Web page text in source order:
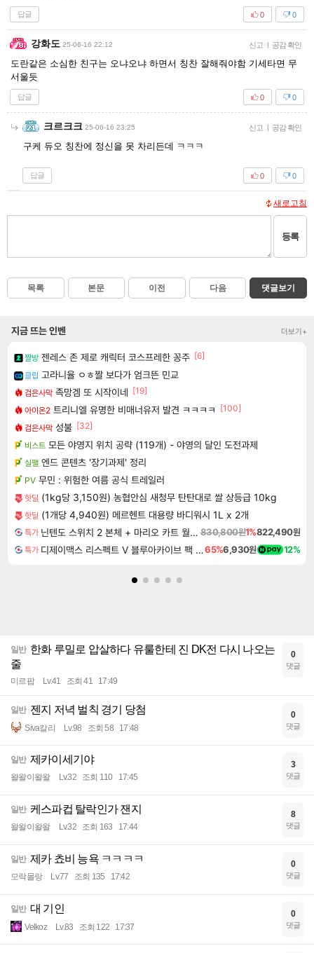
답글 0
0
강화도 25-06-16 22:12 신고 | 공감 확인
도란같은 소심한 친구는 오냐오냐 하면서 칭찬 잘해줘야함 기세타면 무
서울듯
답글 0
0
크르크크 25-06-16 23:25 신고 | 공감 확인
구케 듀오 칭찬에 정신을 못 차리든데 ㅋㅋㅋ
답글 0
0
새로고침
등록
목록 본문 이전 다음 댓글보기
지금 뜨는 인벤 더보기+
짤방 젠레스 존 제로 캐릭터 코스프레한 꽁주 [6]
클립 고라니율 ㅇㅎ짤 보다가 엄크뜬 민교
검은사막 족망겜 또 시작이네 [19]
아이온2 트리니엘 유명한 비매너유저 발견 ㅋㅋㅋㅋ
[100]
검은사막 성불 [32]
비스트 모든 야영지 위치 공략 (119개) - 야영의 달인 도전과제
실팰 엔드 콘텐츠 '장기과제' 정리
PV 무민 : 위험한 여름 공식 트레일러
핫딜 (1kg당 3,150원) 농협안심 새청무 탄탄대로 쌀 상등급 10kg
핫딜 (1개당 4,940원) 메르헨트 대용량 바디워시 1L x 2개
특가 닌텐도 스위치 2 본체 + 마리오 카트 월드 + 슈퍼 마리오 파티 잼버리 닌텐도 스위치 2 에디션 + 잼버리 TV 번들 830,800원1%822,490원
특가 디제이맥스 리스펙트 V 블루아카이브 팩 DJMAX RESPECT V Blue Archive Pack DLC65%6,930원 12%
일반 한화 루밀로 압살하다 유룰한테 진 DK전 다시 나오는
줄
미르팝 Lv.41 조회 41 17:49
0
댓글
일반 젠지 저녁 벌칙 경기 당첨
Siva칼리 Lv.98 조회 58 17:48
0
댓글
일반 제카이세기야
왈왈이왈왈 Lv.32 조회 110 17:45
3
댓글
일반 케스파컵 탈락인가 잰지
왈왈이왈왈 Lv.32 조회 163 17:44
8
댓글
일반 제카 쵸비 능욕 ㅋㅋㅋㅋ
모락몰랑 Lv.77 조회 135 17:42
0
댓글
일반 대 기인
Velkoz Lv.83 조회 122 17:37
0
댓글